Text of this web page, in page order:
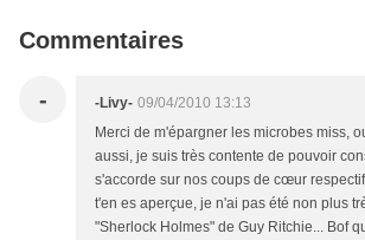
Commentaires
- -Livy- 09/04/2010 13:13
Merci de m'épargner les microbes miss,
aussi, je suis très contente de pouvoir
s'accorde sur nos coups de cœur
t'en es aperçue, je n'ai pas été non plus
"Sherlock Holmes" de Guy Ritchie... Bof